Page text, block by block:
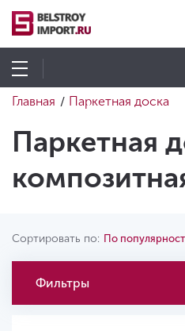
Главная / Паркетная доска
Паркетная
Сортировать по: По
Фильтры